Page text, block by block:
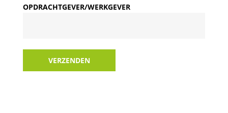
OPDRACHTGEVER/WERKGEVER
VERZENDEN